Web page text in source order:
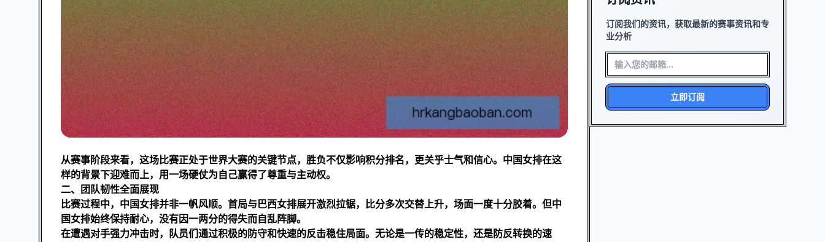
从赛事阶段来看，这场比赛正处于世界大赛的关键节点，胜负不仅影响积分排名，更关乎士气和信心。中国女排在这
样的背景下迎难而上，用一场硬仗为自己赢得了尊重与主动权。
二、团队韧性全面展现
比赛过程中，中国女排并非一帆风顺。首局与巴西女排展开激烈拉锯，比分多次交替上升，场面一度十分胶着。但中
国女排始终保持耐心，没有因一两分的得失而自乱阵脚。
在遭遇对手强力冲击时，队员们通过积极的防守和快速的反击稳住局面。无论是一传的稳定性，还是防反转换的速
订阅我们的资讯，获取最新的赛事资讯和专
业分析
立即订阅